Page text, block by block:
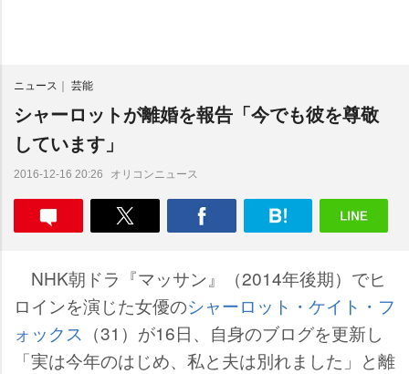
ニュース 芸能
シャーロットが離婚を報告「今でも彼を尊敬
しています」
2016-12-16 20:26 オリコンニュース
NHK朝ドラ『マッサン』（2014年後期）でヒ
ロインを演じた女優のシャーロット・ケイト・フ
ォックス （31）が16日、自身のブログを更新し
「実は今年のはじめ、私と夫は別れました」と離